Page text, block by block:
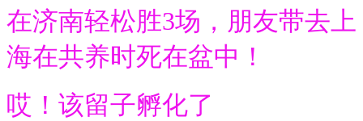
在济南轻松胜3场，朋友带去上
海在共养时死在盆中！
哎！该留子孵化了